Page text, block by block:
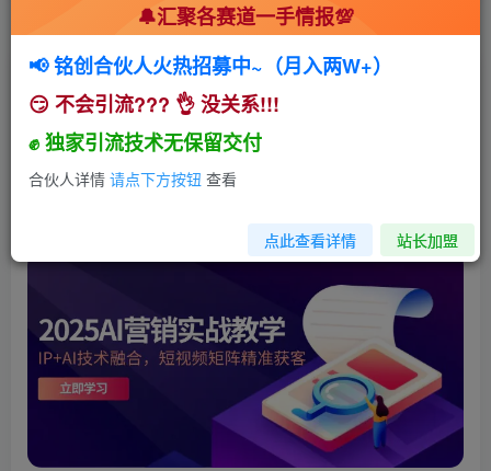
首页 🍻会员专享 📚综合教程 正文
2025AI营销实战教学-5月，IP+AI技术融合，短视
频矩阵精准获客
小助手
530 382
🔔汇聚各赛道一手情报💯
📢 铭创合伙人火热招募中~（月入两W+）
😏 不会引流??? 👌 没关系!!!
✊ 独家引流技术无保留交付
合伙人详情 请点下方按钮 查看
点此查看详情 站长加盟